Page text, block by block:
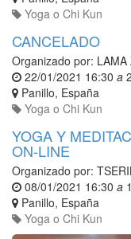
Yoga o Chi Kun
CANCELADO
Organizado por: LAMA
22/01/2021 16:30 a
Panillo, España
Yoga o Chi Kun
YOGA Y
ON-LINE
Organizado por:
08/01/2021 16:30 a
Panillo, España
Yoga o Chi Kun